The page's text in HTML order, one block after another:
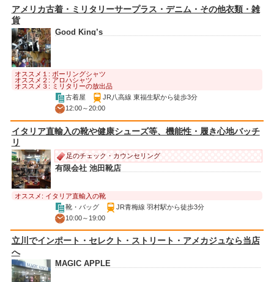
アメリカ古着・ミリタリーサープラス・デニム・その他衣類・雑
貨
Good King’s
オススメ１: ボーリングシャツ
オススメ２: アロハシャツ
オススメ３: ミリタリーの放出品
古着屋
JR八高線 東福生駅から徒歩3分
12:00～20:00
イタリア直輸入の靴や健康シューズ等、機能性・履き心地バッチ
リ
足のチェック・カウンセリング
有限会社 池田靴店
オススメ: イタリア直輸入の靴
靴・バッグ
JR青梅線 羽村駅から徒歩3分
10:00～19:00
立川でインポート・セレクト・ストリート・アメカジュなら当店
へ
MAGIC APPLE